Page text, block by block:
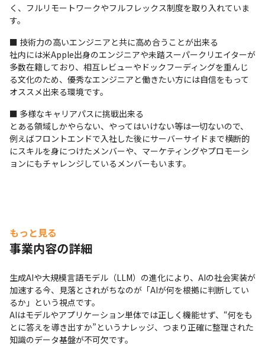
く、フルリモートワークやフルフレックス制度を取り入れていま
す。
■ 技術力の高いエンジニアと共に高め合うことが出来る
社内には米Apple出身のエンジニアや未踏スーパークリエイターが
多数在籍しており、相互レビューやドックフーディングを重んじ
る文化のため、優秀なエンジニアと働きたい方には自信をもって
オススメ出来る環境です。
■ 多様なキャリアパスに挑戦出来る
とある領域しかやらない、やってはいけない等は一切ないので、
例えばフロントエンドで入社した後にサーバーサイドまで横断的
にスキルを身につけたメンバーや、マーケティングやプロモーシ
ョンにもチャレンジしているメンバーもいます。
もっと見る
事業内容の詳細
生成AIや大規模言語モデル（LLM）の進化により、AIの社会実装が
加速する今、見落とされがちなのが「AIが何を根拠に判断してい
るか」という視点です。
AIはモデルやアプリケーション単体では正しく機能せず、“何をも
とに答えを導き出すか”というナレッジ、つまり正確に整理された
知識のデータ基盤が不可欠です。